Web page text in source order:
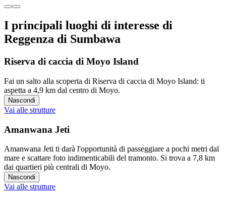
I principali luoghi di interesse di
Reggenza di Sumbawa
Riserva di caccia di Moyo Island
Fai un salto alla scoperta di Riserva di caccia di Moyo Island: ti
aspetta a 4,9 km dal centro di Moyo.
Nascondi
Vai alle strutture
Amanwana Jeti
Amanwana Jeti ti darà l'opportunità di passeggiare a pochi metri dal
mare e scattare foto indimenticabili del tramonto. Si trova a 7,8 km
dai quartieri più centrali di Moyo.
Nascondi
Vai alle strutture